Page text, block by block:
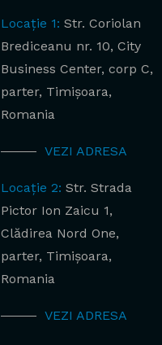
Locație 1: Str. Coriolan
Brediceanu nr. 10, City
Business Center, corp C,
parter, Timișoara,
Romania
VEZI ADRESA
Locație 2: Str. Strada
Pictor Ion Zaicu 1,
Clădirea Nord One,
parter, Timișoara,
Romania
VEZI ADRESA